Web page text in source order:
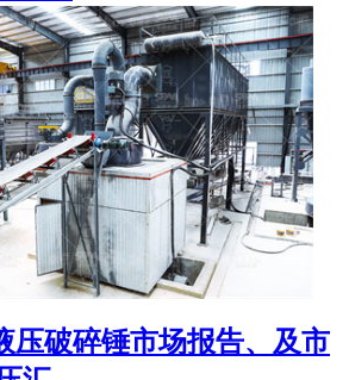
压破碎锤市场报告、及市